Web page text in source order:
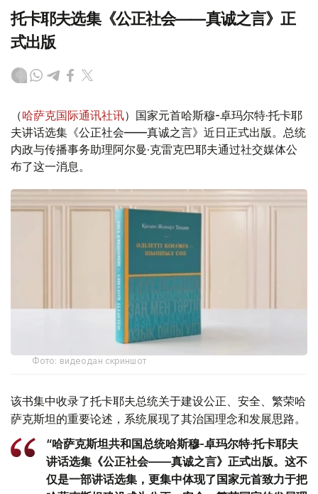
托卡耶夫选集《公正社会——真诚之言》正
式出版
（哈萨克国际通讯社讯）国家元首哈斯穆-卓玛尔特·托卡耶
夫讲话选集《公正社会——真诚之言》近日正式出版。总统
内政与传播事务助理阿尔曼·克雷克巴耶夫通过社交媒体公
布了这一消息。
Фото: видеодан скриншот
该书集中收录了托卡耶夫总统关于建设公正、安全、繁荣哈
萨克斯坦的重要论述，系统展现了其治国理念和发展思路。
“哈萨克斯坦共和国总统哈斯穆-卓玛尔特·托卡耶夫
讲话选集《公正社会——真诚之言》正式出版。这不
仅是一部讲话选集，更集中体现了国家元首致力于把